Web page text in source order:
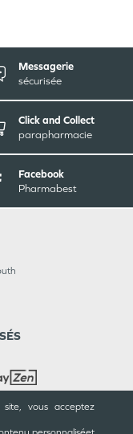
vous acceptez
Messagerie
sécurisée
Click and Collect
parapharmacie
Facebook
Pharmabest